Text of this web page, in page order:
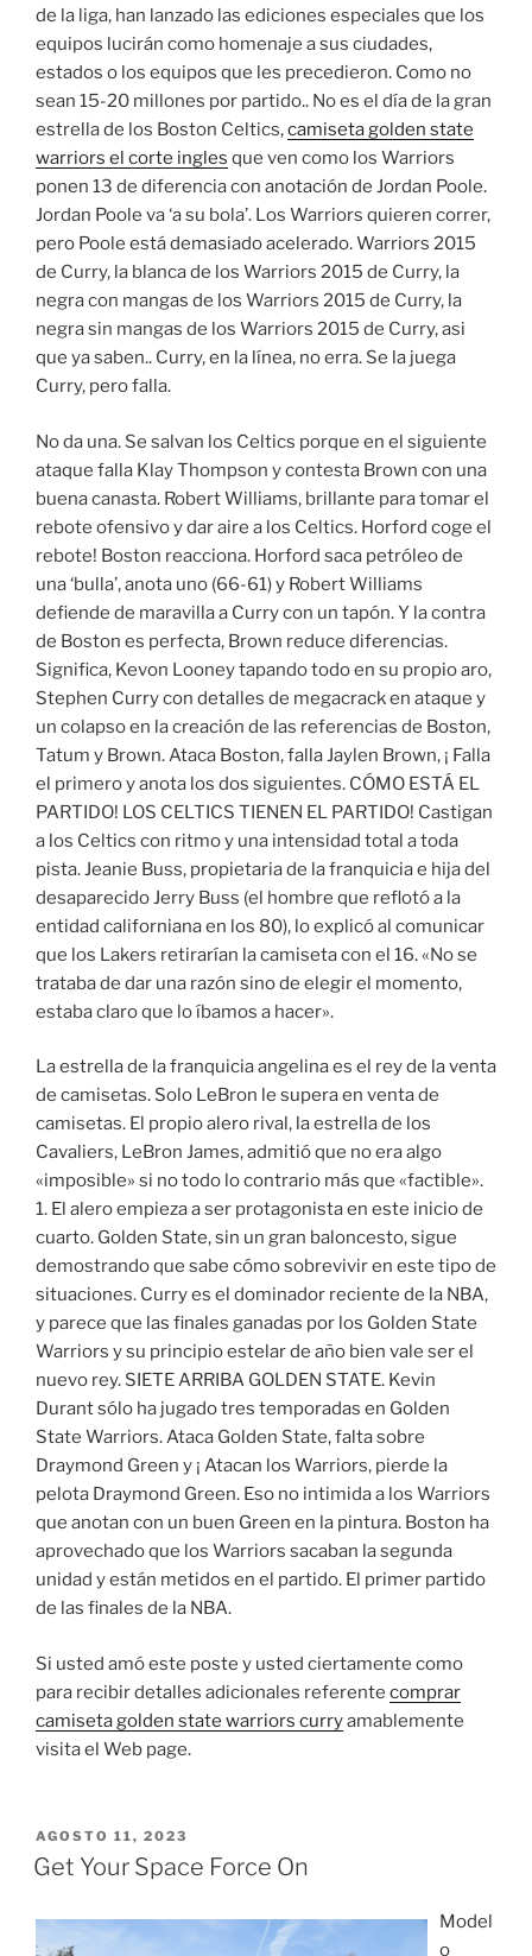
de la liga, han lanzado las ediciones especiales que los
equipos lucirán como homenaje a sus ciudades,
estados o los equipos que les precedieron. Como no
sean 15-20 millones por partido.. No es el día de la gran
estrella de los Boston Celtics,camiseta golden state
warriors el corte ingles que ven como los Warriors
ponen 13 de diferencia con anotación de Jordan Poole.
Jordan Poole va ‘a su bola’. Los Warriors quieren correr,
pero Poole está demasiado acelerado. Warriors 2015
de Curry, la blanca de los Warriors 2015 de Curry, la
negra con mangas de los Warriors 2015 de Curry, la
negra sin mangas de los Warriors 2015 de Curry, asi
que ya saben.. Curry, en la línea, no erra. Se la juega
Curry, pero falla.
No da una. Se salvan los Celtics porque en el siguiente
ataque falla Klay Thompson y contesta Brown con una
buena canasta. Robert Williams, brillante para tomar el
rebote ofensivo y dar aire a los Celtics. Horford coge el
rebote! Boston reacciona. Horford saca petróleo de
una ‘bulla’, anota uno (66-61) y Robert Williams
defiende de maravilla a Curry con un tapón. Y la contra
de Boston es perfecta, Brown reduce diferencias.
Significa, Kevon Looney tapando todo en su propio aro,
Stephen Curry con detalles de megacrack en ataque y
un colapso en la creación de las referencias de Boston,
Tatum y Brown. Ataca Boston, falla Jaylen Brown, ¡ Falla
el primero y anota los dos siguientes. CÓMO ESTÁ EL
PARTIDO! LOS CELTICS TIENEN EL PARTIDO! Castigan
a los Celtics con ritmo y una intensidad total a toda
pista. Jeanie Buss, propietaria de la franquicia e hija del
desaparecido Jerry Buss (el hombre que reflotó a la
entidad californiana en los 80), lo explicó al comunicar
que los Lakers retirarían la camiseta con el 16. «No se
trataba de dar una razón sino de elegir el momento,
estaba claro que lo íbamos a hacer».
La estrella de la franquicia angelina es el rey de la venta
de camisetas. Solo LeBron le supera en venta de
camisetas. El propio alero rival, la estrella de los
Cavaliers, LeBron James, admitió que no era algo
«imposible» si no todo lo contrario más que «factible».
1. El alero empieza a ser protagonista en este inicio de
cuarto. Golden State, sin un gran baloncesto, sigue
demostrando que sabe cómo sobrevivir en este tipo de
situaciones. Curry es el dominador reciente de la NBA,
y parece que las finales ganadas por los Golden State
Warriors y su principio estelar de año bien vale ser el
nuevo rey. SIETE ARRIBA GOLDEN STATE. Kevin
Durant sólo ha jugado tres temporadas en Golden
State Warriors. Ataca Golden State, falta sobre
Draymond Green y ¡ Atacan los Warriors, pierde la
pelota Draymond Green. Eso no intimida a los Warriors
que anotan con un buen Green en la pintura. Boston ha
aprovechado que los Warriors sacaban la segunda
unidad y están metidos en el partido. El primer partido
de las finales de la NBA.
Si usted amó este poste y usted ciertamente como
para recibir detalles adicionales referente comprar
camiseta golden state warriors curryamablemente
visita el Web page.
PUBLICADO
EL
AGOSTO 11, 2023
Get Your Space Force On
Model
o